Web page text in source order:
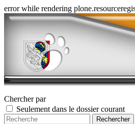
error while rendering
Chercher par
Seulement dans le dossier courant